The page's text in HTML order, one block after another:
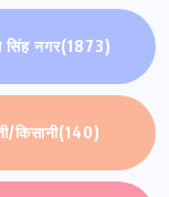
नगर(1873)
किसानी(140)